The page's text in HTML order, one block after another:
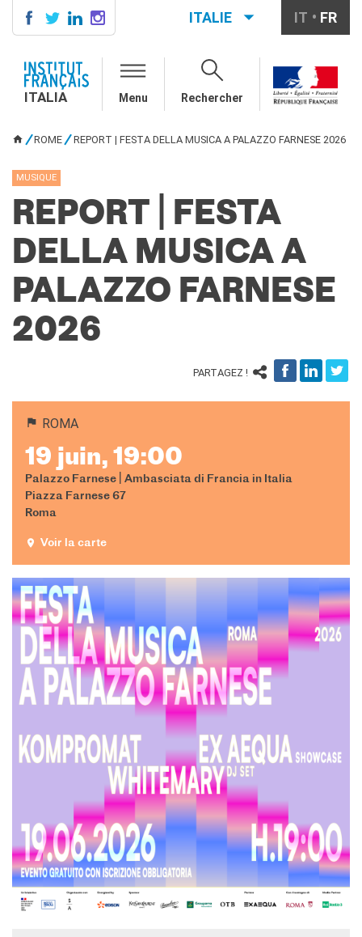
ÉCOLE & UNIVERSITÉ
Coopération universitaire
LE PALAIS FARNÈSE
QUI SOMMES-NOUS ?
Contacts
Offres d'emplois/stages
RECHERCHER
ITALIE IT FR
ITALIA Menu Rechercher
ROME REPORT | FESTA DELLA MUSICA A PALAZZO FARNESE 2026
MUSIQUE
REPORT | FESTA
DELLA MUSICA A
PALAZZO FARNESE
2026
PARTAGEZ !
ROMA
19 juin, 19:00
Palazzo Farnese | Ambasciata di Francia in Italia
Piazza Farnese 67
Roma
Voir la carte